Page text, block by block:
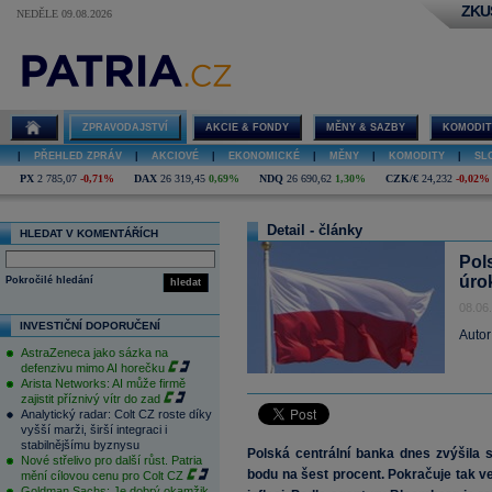
NEDĚLE 09.08.2026
ZPRAVODAJSTVÍ AKCIE & FONDY MĚNY & SAZBY
PŘEHLED ZPRÁV AKCIOVÉ EKONOMICKÉ MĚNY KOMODITY
PX 2 785,07 -0,71% DAX 26 319,45 0,69% NDQ 26 690,62 1,30% CZK/€ 24,232 -0,02%
HLEDAT V KOMENTÁŘÍCH
hledat
Pokročilé hledání
INVESTIČNÍ DOPORUČENÍ
AstraZeneca jako sázka na
defenzivu mimo AI horečku
Arista Networks: AI může firmě
zajistit příznivý vítr do zad
Analytický radar: Colt CZ roste díky
vyšší marži, širší integraci i
stabilnějšímu byznysu
Nové střelivo pro další růst. Patria
mění cílovou cenu pro Colt CZ
Detail - články
Polská centrální banka dnes zvýšila
bodu na šest procent. Pokračuje tak